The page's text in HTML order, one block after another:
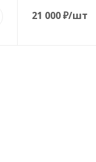
21 000₽/шт